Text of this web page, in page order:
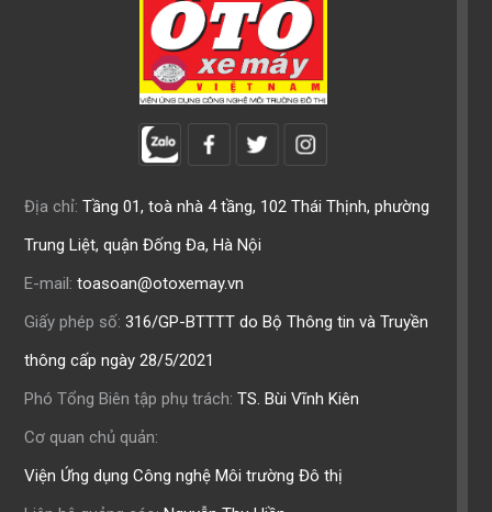
Địa chỉ: Tầng 01, toà nhà 4 tầng, 102 Thái Thịnh, phường
Trung Liệt, quận Đống Đa, Hà Nội
E-mail: toasoan@otoxemay.vn
Giấy phép số: 316/GP-BTTTT do Bộ Thông tin và Truyền
thông cấp ngày 28/5/2021
Phó Tổng Biên tập phụ trách: TS. Bùi Vĩnh Kiên
Cơ quan chủ quản:
Viện Ứng dụng Công nghệ Môi trường Đô thị